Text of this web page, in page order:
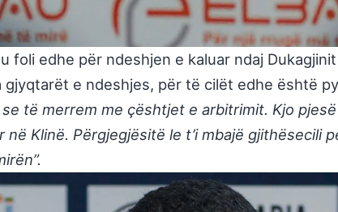
foli edhe për ndeshjen e kaluar ndaj
e ndeshjes, për të cilët edhe është
të merrem me çështjet e arbitrimit. Kjo
Klinë. Përgjegjësitë le t’i mbajë